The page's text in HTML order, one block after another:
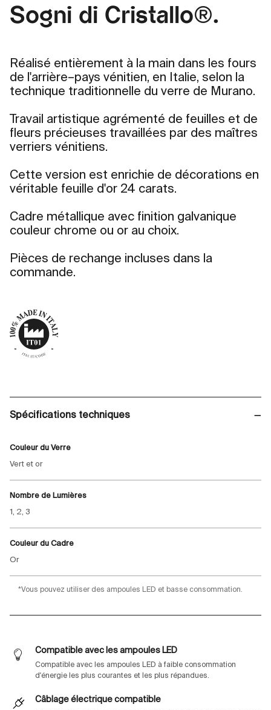
Sogni di Cristallo®.
Réalisé entièrement à la main dans les fours
de l'arrière–pays vénitien, en Italie, selon la
technique traditionnelle du verre de Murano.
Travail artistique agrémenté de feuilles et de
fleurs précieuses travaillées par des maîtres
verriers vénitiens.
Cette version est enrichie de décorations en
véritable feuille d'or 24 carats.
Cadre métallique avec finition galvanique
couleur chrome ou or au choix.
Pièces de rechange incluses dans la
commande.
Spécifications techniques
Couleur du Verre
Vert et or
Nombre de Lumières
1, 2, 3
Couleur du Cadre
Or
*Vous pouvez utiliser des ampoules LED et basse consommation.
Compatible avec les ampoules LED
Compatible avec les ampoules LED à faible consommation
d'énergie les plus courantes et les plus répandues.
Câblage électrique compatible